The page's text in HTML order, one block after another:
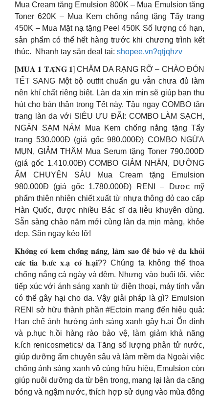
Mua Cream tặng Emulsion 800K – Mua Emulsion tặng
Toner 620K – Mua Kem chống nắng tặng Tẩy trang
450K – Mua Mặt nạ tặng Peel 450K Số lượng có hạn,
sản phẩm có thể hết hàng trước khi chương trình kết
thúc. ️ Nhanh tay săn deal tại: shopee.vn?qtjqhzv
[𝐌𝐔𝐀 𝟏 𝐓𝐀̣̆𝐍𝐆 𝟏] CHĂM DA RẠNG RỠ – CHÀO ĐÓN
TẾT SANG Một bộ outfit chuẩn gu vẫn chưa đủ làm
nên khí chất riêng biệt. Làn da xịn mịn sẽ giúp bạn thu
hút cho bản thân trong Tết này. Tậu ngay COMBO tân
trang làn da với SIÊU ƯU ĐÃI: COMBO LÀM SẠCH,
NGĂN SẠM NÁM Mua Kem chống nắng tặng Tẩy
trang 530.000Đ (giá gốc 980.000Đ) COMBO NGỪA
MỤN, GIẢM THÂM Mua Serum tặng Toner 790.000Đ
(giá gốc 1.410.00Đ) COMBO GIẢM NHĂN, DƯỠNG
ẨM CHUYÊN SÂU Mua Cream tặng Emulsion
980.000Đ (giá gốc 1.780.000Đ) RENI – Dược mỹ
phẩm thiên nhiên chiết xuất từ nhựa thông đỏ cao cấp
Hàn Quốc, được nhiều Bác sĩ da liễu khuyên dùng.
Sẵn sàng chào năm mới cùng làn da mịn màng, khỏe
đẹp. Săn ngay kẻo lỡ!
𝐊𝐡𝐨̂𝐧𝐠 𝐜𝐨́ 𝐤𝐞𝐦 𝐜𝐡𝐨̂́𝐧𝐠 𝐧𝐚̆́𝐧𝐠, 𝐥𝐚̀𝐦 𝐬𝐚𝐨 đ𝐞̂̉ 𝐛𝐚̉𝐨 𝐯𝐞̣̂ 𝐝𝐚 𝐤𝐡𝐨̉𝐢
𝐜𝐚́𝐜 𝐭𝐢𝐚 𝐛.𝐮̛́𝐜 𝐱.𝐚̣ 𝐜𝐨́ 𝐡.𝐚̣𝐢?? Chúng ta không thể thoa
chống nắng cả ngày và đêm. Nhưng vào buổi tối, việc
tiếp xúc với ánh sáng xanh từ điện thoại, máy tính vẫn
có thể gây hại cho da. Vậy giải pháp là gì? Emulsion
RENI sở hữu thành phần #Ectoin mang đến hiệu quả:
Hạn chế ảnh hưởng ánh sáng xanh gây h.ại Ổn định
và p.hục h.ồi hàng rào bảo vệ, làm giảm khả năng
k.ích renicosmetics/ da Tăng số lượng phân tử nước,
giúp dưỡng ẩm chuyên sâu và làm mềm da Ngoài việc
chống ánh sáng xanh vô cùng hữu hiệu, Emulsion còn
giúp nuôi dưỡng da từ bên trong, mang lại làn da căng
bóng và ngậm nước, thích hợp sử dụng vào mùa đông